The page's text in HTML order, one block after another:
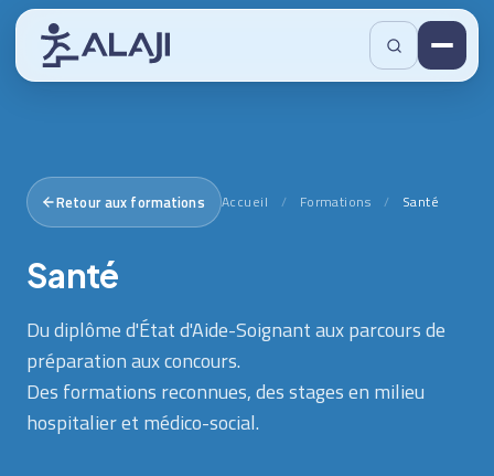
Retour aux formations Accueil / Formations / Santé
Santé
Du diplôme d'État d'Aide-Soignant aux parcours de
préparation aux concours.
Des formations reconnues, des stages en milieu
hospitalier et médico-social.